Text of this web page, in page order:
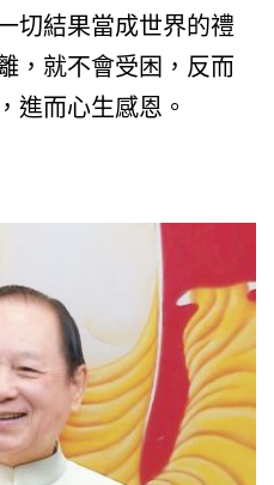
切結果當成世界的禮
，就不會受困，反而
進而心生感恩。